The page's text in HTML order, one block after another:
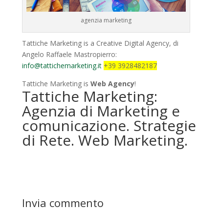
agenzia marketing
Tattiche Marketing is a Creative Digital Agency, di
Angelo Raffaele Mastropierro:
info@tattichemarketing.it +39 3928482187
Tattiche Marketing is Web Agency!
Tattiche Marketing:
Agenzia di Marketing e
comunicazione. Strategie
di Rete. Web Marketing.
Invia commento